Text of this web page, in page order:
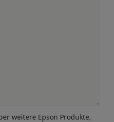
weitere Epson Produkte,